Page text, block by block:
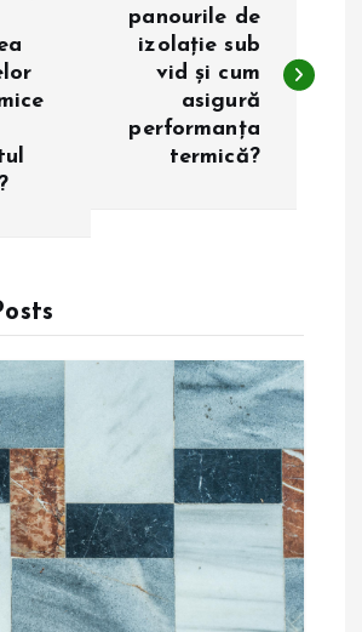
panourile de
izolație sub
vid și cum
asigură
performanța
termică?